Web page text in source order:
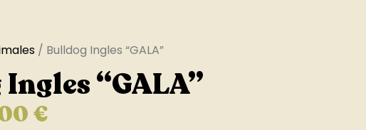
/ Bulldog Ingles “GALA”
“GALA”
€